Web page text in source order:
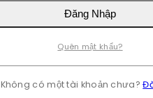
Đăng Nhập
Quên mật khẩu?
Không có một tài khoản chưa?